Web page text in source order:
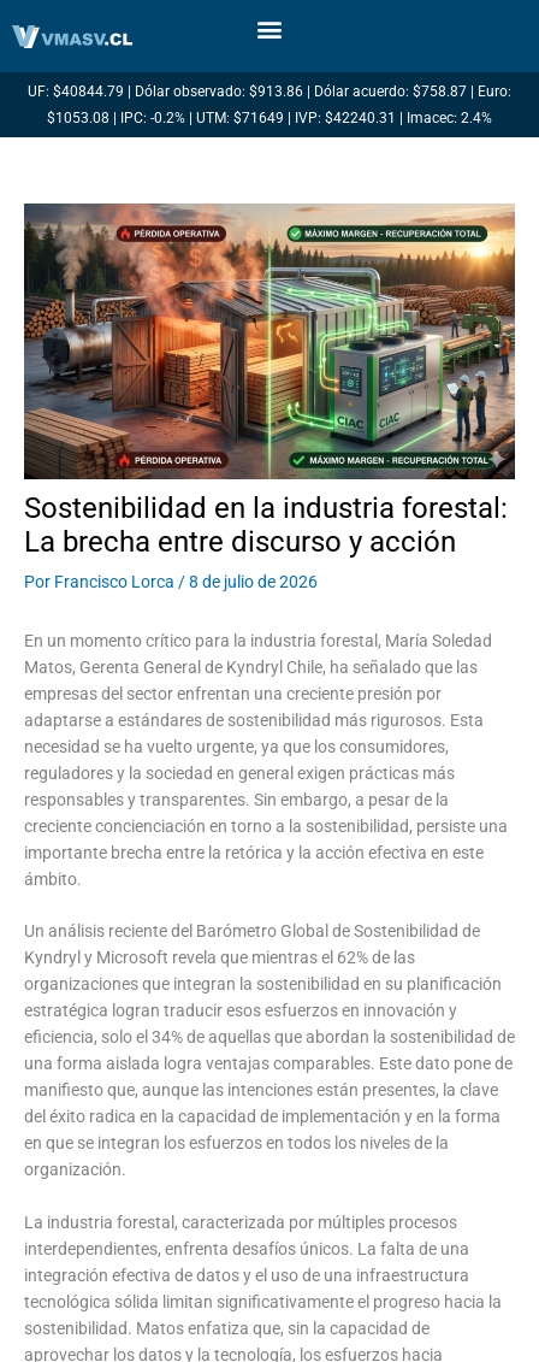
UF: $40844.79 | Dólar observado: $913.86 | Dólar acuerdo: $758.87 | Euro:
$1053.08 | IPC: -0.2% | UTM: $71649 | IVP: $42240.31 | Imacec: 2.4%
Sostenibilidad en la industria forestal:
La brecha entre discurso y acción
Por Francisco Lorca /8 de julio de 2026
En un momento crítico para la industria forestal, María Soledad
Matos, Gerenta General de Kyndryl Chile, ha señalado que las
empresas del sector enfrentan una creciente presión por
adaptarse a estándares de sostenibilidad más rigurosos. Esta
necesidad se ha vuelto urgente, ya que los consumidores,
reguladores y la sociedad en general exigen prácticas más
responsables y transparentes. Sin embargo, a pesar de la
creciente concienciación en torno a la sostenibilidad, persiste una
importante brecha entre la retórica y la acción efectiva en este
ámbito.
Un análisis reciente del Barómetro Global de Sostenibilidad de
Kyndryl y Microsoft revela que mientras el 62% de las
organizaciones que integran la sostenibilidad en su planificación
estratégica logran traducir esos esfuerzos en innovación y
eficiencia, solo el 34% de aquellas que abordan la sostenibilidad de
una forma aislada logra ventajas comparables. Este dato pone de
manifiesto que, aunque las intenciones están presentes, la clave
del éxito radica en la capacidad de implementación y en la forma
en que se integran los esfuerzos en todos los niveles de la
organización.
La industria forestal, caracterizada por múltiples procesos
interdependientes, enfrenta desafíos únicos. La falta de una
integración efectiva de datos y el uso de una infraestructura
tecnológica sólida limitan significativamente el progreso hacia la
sostenibilidad. Matos enfatiza que, sin la capacidad de
aprovechar los datos y la tecnología, los esfuerzos hacia